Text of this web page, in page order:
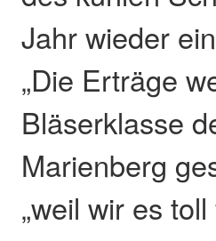
Jahr wieder
„Die Erträge
Bläserklasse
Marienberg
„weil wir es